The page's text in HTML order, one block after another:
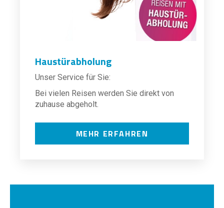
Haustürabholung
Unser Service für Sie:
Bei vielen Reisen werden Sie direkt von
zuhause abgeholt.
MEHR ERFAHREN